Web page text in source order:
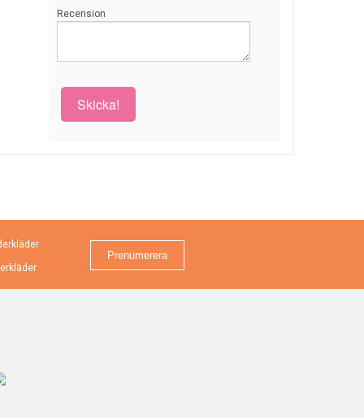
Recension
Skicka!